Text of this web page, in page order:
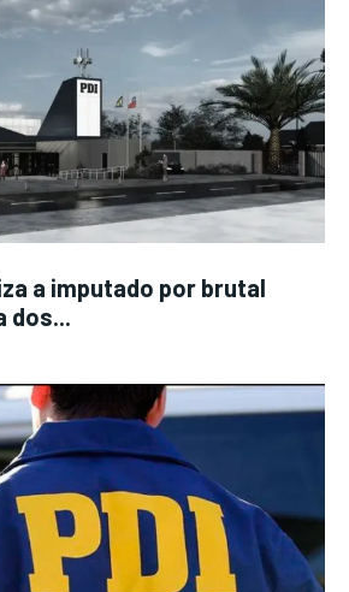
a imputado por brutal
dos...